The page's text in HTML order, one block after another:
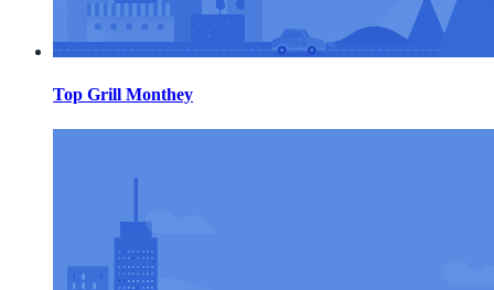
Top Grill Monthey